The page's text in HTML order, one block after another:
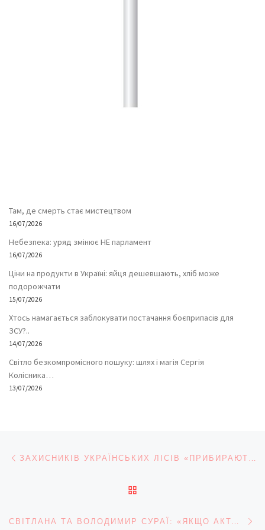
Там, де смерть стає мистецтвом
16/07/2026
Небезпека: уряд змінює НЕ парламент
16/07/2026
Ціни на продукти в Україні: яйця дешевшають, хліб може
подорожчати
15/07/2026
Хтось намагається заблокувати постачання боєприпасів для
ЗСУ?..
14/07/2026
Світло безкомпромісного пошуку: шлях і магія Сергія
Колісника…
13/07/2026
Навігація записів